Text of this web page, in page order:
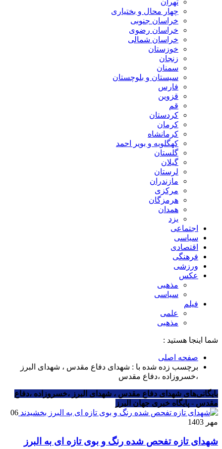
تهران
چهار محال و بختیاری
خراسان جنوبی
خراسان رضوی
خراسان شمالی
خوزستان
زنجان
سمنان
سیستان و بلوچستان
فارس
قزوین
قم
کردستان
کرمان
کرمانشاه
کهگلویه و بویر احمد
گلستان
گیلان
لرستان
مازندران
مرکزی
هرمزگان
همدان
یزد
اجتماعی
سیاسی
اقتصادی
فرهنگی
ورزشی
عکس
مذهبی
سیاسی
فیلم
علمی
مذهبی
شما اینجا هستید :
صفحه اصلی
برچسب زده شده با : شهدای دفاع مقدس ، شهدای البرز
،خسروزاده ،دفاع مقدس
بایگانی‌های شهدای دفاع مقدس ، شهدای البرز ،خسروزاده ،دفاع
مقدس - پایگاه خبری جهان البرز
06
مهر 1403
شهدای تازه تفحص شده رنگ و بوی تازه ای به البرز